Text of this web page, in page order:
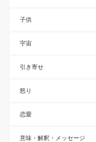
子供
宇宙
引き寄せ
怒り
恋愛
意味・解釈・メッセージ